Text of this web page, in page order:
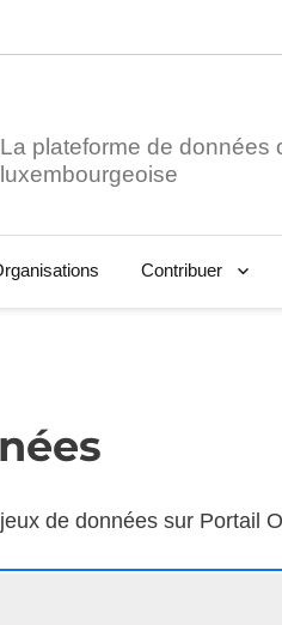
La plateforme de données
Contribuer
de données sur Portail